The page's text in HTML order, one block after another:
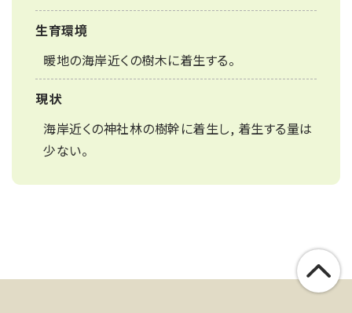
生育環境
暖地の海岸近くの樹木に着生する。
現状
海岸近くの神社林の樹幹に着生し, 着生する量は
少ない。